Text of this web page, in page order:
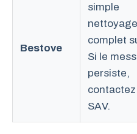
Bestove
simple
nettoyage
complet
Si le
persiste,
contactez
SAV.